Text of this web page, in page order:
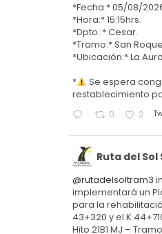
*Fecha:* 05/08/
*Hora:* 15:15hrs.
*Dpto.:* Cesar.
*Tramo:* San
*Ubicación:* La
*
Se espera
restablecimiento
0 2
Ruta del Sol
@rutadelsoltram3
implementará un
para la
43+320 y el K
Hito 21B1 MJ –